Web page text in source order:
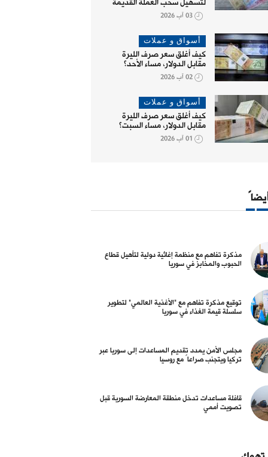
03 آب 2026
أسواق و عملات
كيف أغلق سعر صرف الليرة
مقابل الدولار، مساء الأحد؟
02 آب 2026
أسواق و عملات
كيف أغلق سعر صرف الليرة
مقابل الدولار، مساء السبت؟
01 آب 2026
مذكرة تفاهم مع منظمة إغاثية دولية لتأهيل قطاع
الحبوب والمخابز في سوريا
توقيع مذكرة تفاهم مع "الأغذية العالمي" لتطوير
سلسلة قيمة الغذاء في سوريا
مجلس الأمن يمدد تقديم المساعدات إلى سوريا عبر
تركيا ويتجنب صراعاً مع روسيا
قافلة مساعدات تدخل منطقة المعارضة السورية قبل
تصويت أممي